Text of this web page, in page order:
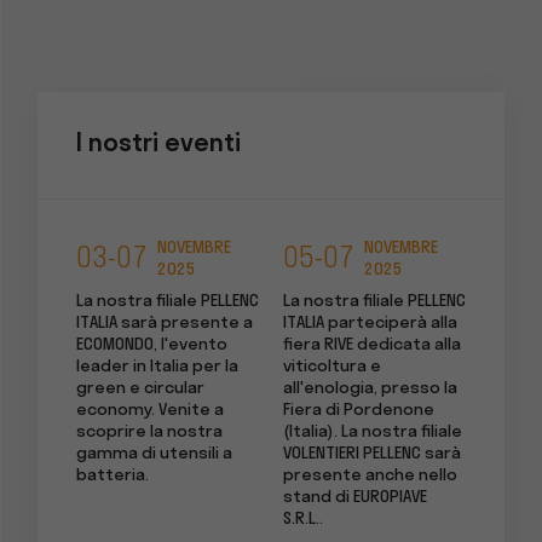
I nostri eventi
03-07
NOVEMBRE
2025
La nostra filiale PELLENC
ITALIA sarà presente a
ECOMONDO, l'evento
leader in Italia per la
green e circular
economy. Venite a
scoprire la nostra
gamma di utensili a
batteria.
05-07
NOVEMBRE
2025
La nostra filiale PELLENC
ITALIA parteciperà alla
fiera RIVE dedicata alla
viticoltura e
all'enologia, presso la
Fiera di Pordenone
(Italia). La nostra filiale
VOLENTIERI PELLENC sarà
presente anche nello
stand di EUROPIAVE
S.R.L..
La